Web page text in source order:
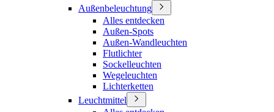
Außenbeleuchtung
Alles entdecken
Außen-Spots
Außen-Wandleuchten
Flutlichter
Sockelleuchten
Wegeleuchten
Lichterketten
Leuchtmittel